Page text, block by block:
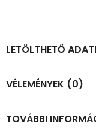
LETÖLTHETŐ
VÉLEMÉNYEK (0)
TOVÁBBI